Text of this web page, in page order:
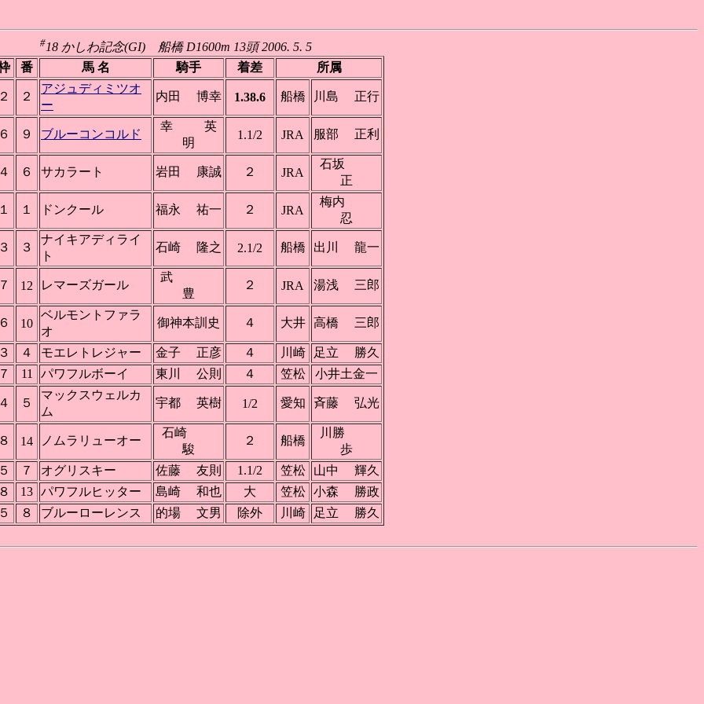
#18 かしわ記念(GI) 船橋 D1600m 13頭 2006. 5. 5
番 馬 名 騎手 着差 所属
２ ２
アジュディミツオ
ー
内田 博幸 1.38.6 船橋 川島 正行
６ ９ ブルーコンコルド
幸 英
明
1.1/2 JRA 服部 正利
４ ６ サカラート 岩田 康誠 ２ JRA
石坂
正
１ １ ドンクール 福永 祐一 ２ JRA
梅内
忍
３ ３
ナイキアディライ
ト
石崎 隆之 2.1/2 船橋 出川 龍一
７ 12 レマーズガール
武
豊
２ JRA 湯浅 三郎
６ 10
ベルモントファラ
オ
御神本訓史 ４ 大井 高橋 三郎
３ ４ モエレトレジャー 金子 正彦 ４ 川崎
足立 勝久
７ 11 パワフルボーイ 東川 公則 ４ 笠松 小井土金一
４ ５
マックスウェルカ
ム
宇都 英樹 1/2 愛知 斉藤 弘光
８ 14 ノムラリューオー
石崎
駿
２ 船橋
川勝
歩
５ ７ オグリスキー 佐藤 友則 1.1/2 笠松
山中 輝久
８ 13 パワフルヒッター 島崎 和也 大 笠松
小森 勝政
５ ８ ブルーローレンス 的場 文男 除外 川崎 足立 勝久